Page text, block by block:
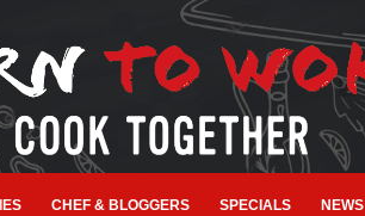
CHEF & BLOGGERS SPECIALS NEWS